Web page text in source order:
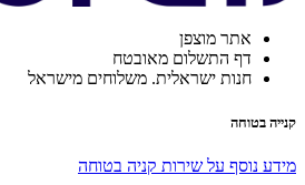
אתר מוצפן
דף התשלום מאובטח
חנות ישראלית. משלוחים מישראל
קנייה בטוחה
מידע נוסף על שירות קניה בטוחה